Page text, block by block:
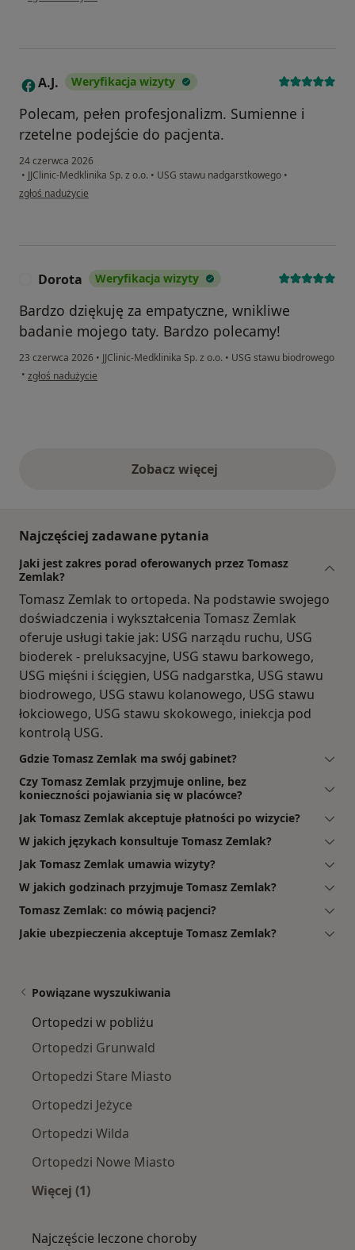
A A.J. Weryfikacja wizyty
Polecam, pełen profesjonalizm. Sumienne i
rzetelne podejście do pacjenta.
24 czerwca 2026
• JJClinic-Medklinika Sp. z o.o. • USG stawu nadgarstkowego •
w opinii użytkownika A.J.
zgłoś nadużycie
Dorota Weryfikacja wizyty
Bardzo dziękuję za empatyczne, wnikliwe
badanie mojego taty. Bardzo polecamy!
23 czerwca 2026 • JJClinic-Medklinika Sp. z o.o. • USG stawu biodrowego
• w opinii użytkownika Dorota
zgłoś nadużycie
Zobacz więcejopinie powyżej
Najczęściej zadawane pytania
Jaki jest zakres porad oferowanych przez Tomasz
Zemlak?
Tomasz Zemlak to ortopeda. Na podstawie swojego
doświadczenia i wykształcenia Tomasz Zemlak
oferuje usługi takie jak: USG narządu ruchu, USG
bioderek - preluksacyjne, USG stawu barkowego,
USG mięśni i ścięgien, USG nadgarstka, USG stawu
biodrowego, USG stawu kolanowego, USG stawu
łokciowego, USG stawu skokowego, iniekcja pod
kontrolą USG.
Gdzie Tomasz Zemlak ma swój gabinet?
Czy Tomasz Zemlak przyjmuje online, bez
konieczności pojawiania się w placówce?
Jak Tomasz Zemlak akceptuje płatności po wizycie?
W jakich językach konsultuje Tomasz Zemlak?
Jak Tomasz Zemlak umawia wizyty?
W jakich godzinach przyjmuje Tomasz Zemlak?
Tomasz Zemlak: co mówią pacjenci?
Jakie ubezpieczenia akceptuje Tomasz Zemlak?
Powiązane wyszukiwania
Ortopedzi w pobliżu
Ortopedzi Grunwald
Ortopedzi Stare Miasto
Ortopedzi Jeżyce
Ortopedzi Wilda
Ortopedzi Nowe Miasto
Więcej (1)
Najczęście leczone choroby